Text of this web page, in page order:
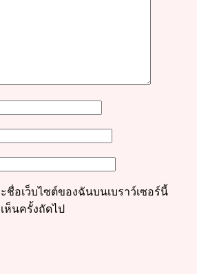
ชื่อเว็บไซต์ของฉันบนเบราว์เซอร์นี้
ห็นครั้งถัดไป